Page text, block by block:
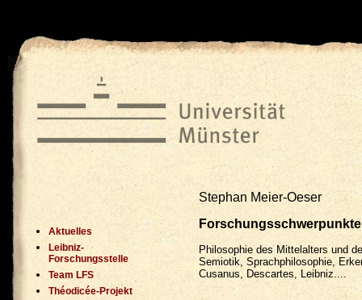
Aktuelles
Leibniz-
Forschungsstelle
Team LFS
Théodicée-Projekt
Stephan Meier-Oeser
Forschungsschwerpunkte
Philosophie des Mittelalters und
Semiotik, Sprachphilosophie,
Cusanus, Descartes, Leibniz....